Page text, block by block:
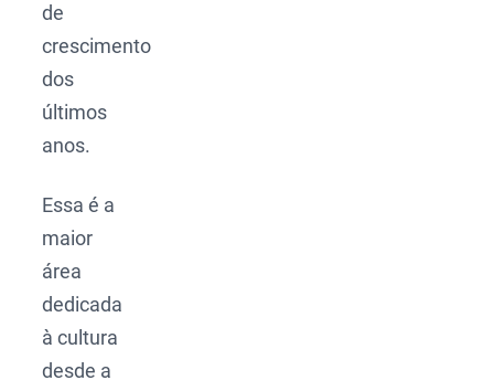
de
crescimento
dos
últimos
anos.
Essa é a
maior
área
dedicada
à cultura
desde a